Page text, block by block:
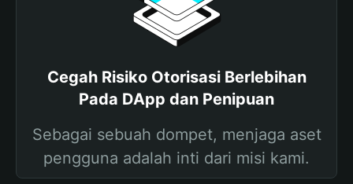
Cegah Risiko Otorisasi Berlebihan
Pada DApp dan Penipuan
Sebagai sebuah dompet, menjaga aset
pengguna adalah inti dari misi kami.